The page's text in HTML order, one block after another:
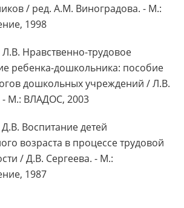
/ ред. А.М. Виноградова. - М.:
1998
Л.В. Нравственно-трудовое
ребенка-дошкольника: пособие
дошкольных учреждений / Л.В.
- М.: ВЛАДОС, 2003
Воспитание детей
возраста в процессе трудовой
/ Д.В. Сергеева. - М.:
1987